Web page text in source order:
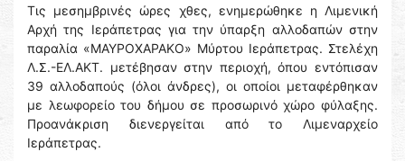
Τις μεσημβρινές ώρες χθες, ενημερώθηκε η Λιμενική
Αρχή της Ιεράπετρας για την ύπαρξη αλλοδαπών στην
παραλία «ΜΑΥΡΟΧΑΡΑΚΟ» Μύρτου Ιεράπετρας. Στελέχη
Λ.Σ.-ΕΛ.ΑΚΤ. μετέβησαν στην περιοχή, όπου εντόπισαν
39 αλλοδαπούς (όλοι άνδρες), οι οποίοι μεταφέρθηκαν
με λεωφορείο του δήμου σε προσωρινό χώρο φύλαξης.
Προανάκριση διενεργείται από το Λιμεναρχείο
Ιεράπετρας.